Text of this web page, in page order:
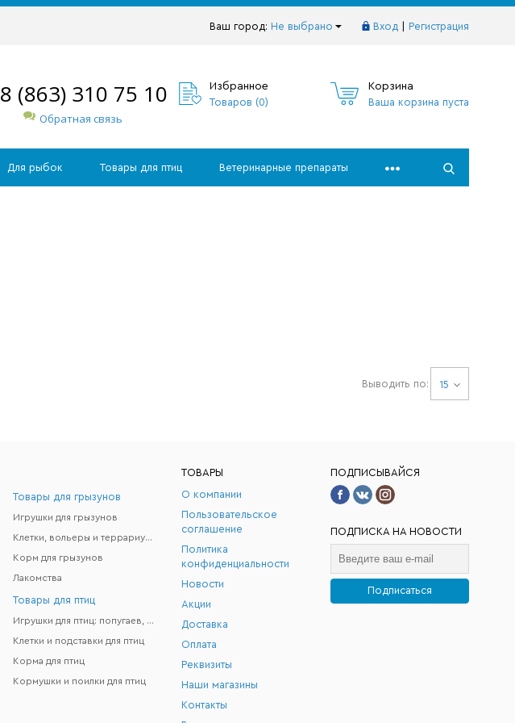
Ваш город: Не выбрано Вход Регистрация
8 (863) 310 75 10
Обратная связь
Избранное
Товаров (0)
Корзина
Ваша корзина пуста
Для рыбок Товары для птиц Ветеринарные препараты
Выводить по: 15
Товары для грызунов
Игрушки для грызунов
Клетки, вольеры и террариумы
Корм для грызунов
Лакомства
Товары для птиц
Игрушки для птиц: попугаев, канареек и др.
Клетки и подставки для птиц
Корма для птиц
Кормушки и поилки для птиц
ТОВАРЫ
О компании
Пользовательское
соглашение
Политика
конфиденциальности
Новости
Акции
Доставка
Оплата
Реквизиты
Наши магазины
Контакты
ПОДПИСЫВАЙСЯ
ПОДПИСКА НА НОВОСТИ
Подписаться